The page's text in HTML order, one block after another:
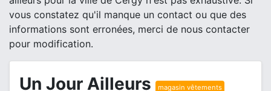
vous constatez qu'il manque un contact ou que des
informations sont erronées, merci de nous contacter
pour modification.
Un Jour Ailleurs magasin vêtements